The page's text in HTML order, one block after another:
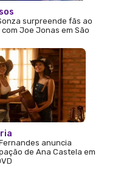
surpreende fãs ao
Joe Jonas em São
anuncia
de Ana Castela em